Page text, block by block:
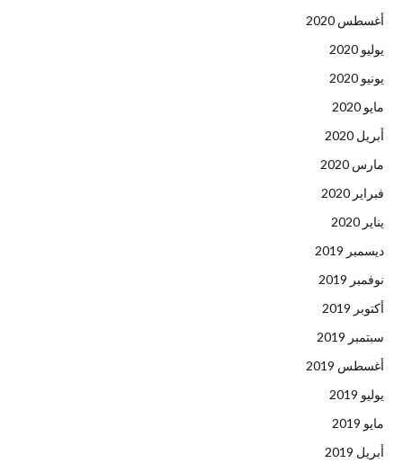
أغسطس 2020
يوليو 2020
يونيو 2020
مايو 2020
أبريل 2020
مارس 2020
فبراير 2020
يناير 2020
ديسمبر 2019
نوفمبر 2019
أكتوبر 2019
سبتمبر 2019
أغسطس 2019
يوليو 2019
مايو 2019
أبريل 2019